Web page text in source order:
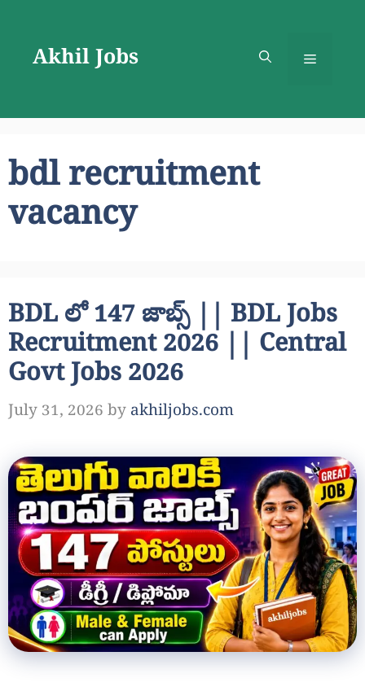
contentAkhil Jobs Menu
bdl recruitment
vacancy
BDL లో 147 జాబ్స్ || BDL Jobs
Recruitment 2026 || Central
Govt Jobs 2026
July 31, 2026 by akhiljobs.com